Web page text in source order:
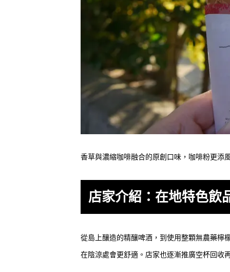
香草與濃縮咖啡融合的原創口味，咖啡粉更添
店家介紹：在地特色飲
從島上釀造的精釀啤酒，到使用整顆無農藥檸
在陰涼處會更舒適。店家也逐漸推廣空杯回收